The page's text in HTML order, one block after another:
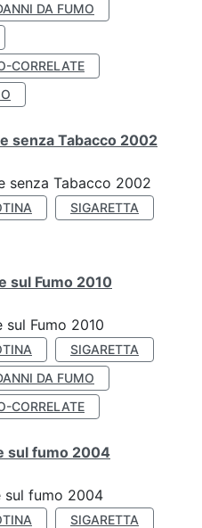
DA FUMO
CORRELATE
senza Tabacco 2002
senza Tabacco 2002
SIGARETTA
sul Fumo 2010
sul Fumo 2010
SIGARETTA
DA FUMO
CORRELATE
sul fumo 2004
sul fumo 2004
SIGARETTA